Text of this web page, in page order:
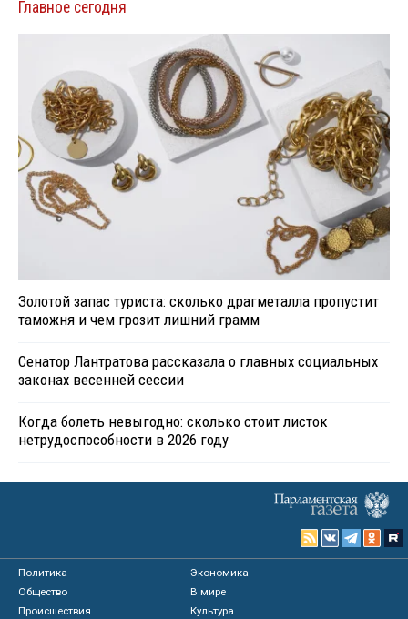
Главное сегодня
Золотой запас туриста: сколько драгметалла пропустит
таможня и чем грозит лишний грамм
Сенатор Лантратова рассказала о главных социальных
законах весенней сессии
Когда болеть невыгодно: сколько стоит листок
нетрудоспособности в 2026 году
Политика
Экономика
Общество
В мире
Происшествия
Культура